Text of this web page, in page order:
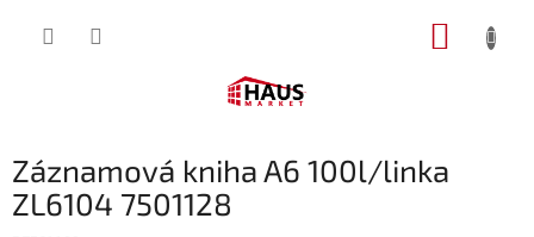
Záznamová kniha A6 100l/linka
ZL6104 7501128